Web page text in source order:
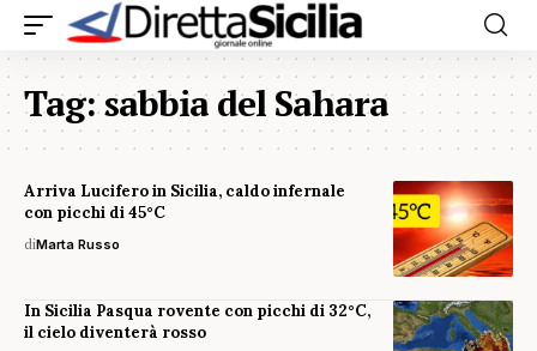
Tag:sabbia del Sahara
Arriva Lucifero in Sicilia, caldo infernale
con picchi di 45°C
diMarta Russo
In Sicilia Pasqua rovente con picchi di 32°C,
il cielo diventerà rosso